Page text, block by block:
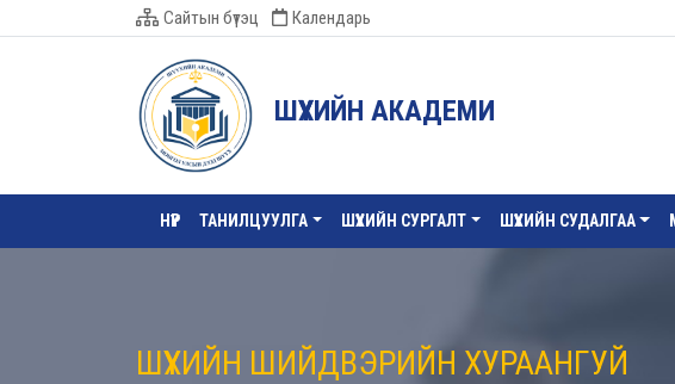
Сайтын бүтэц Календарь
ШҮҮХИЙН АКАДЕМИ
НҮҮР ТАНИЛЦУУЛГА ШҮҮХИЙН СУРГАЛТ ШҮҮХИЙН СУДАЛГАА
ШҮҮХИЙН ШИЙДВЭРИЙН ХУРААНГУЙ